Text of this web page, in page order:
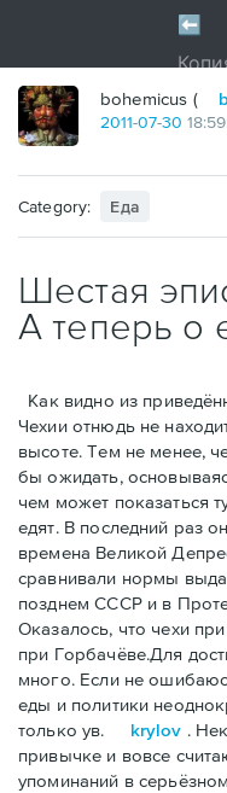
bohemicus (
2011-07-30
Category: Еда
Шестая
А теперь о
Как видно из
Чехии отнюдь не
высоте. Тем не менее,
бы ожидать,
чем может показаться
едят. В последний раз
времена Великой
сравнивали нормы
позднем СССР и в
Оказалось, что чехи
при Горбачёве.Для
много. Если не
еды и политики
только ув.
krylov .
привычке и вовсе
упоминаний в